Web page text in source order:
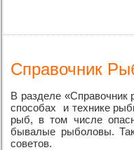
Справочник
В разделе «Справочник
способах и технике
рыб, в том числе
бывалые рыболовы.
советов.